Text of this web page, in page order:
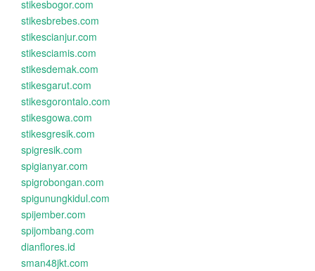
stikesbogor.com
stikesbrebes.com
stikescianjur.com
stikesciamis.com
stikesdemak.com
stikesgarut.com
stikesgorontalo.com
stikesgowa.com
stikesgresik.com
spigresik.com
spigianyar.com
spigrobongan.com
spigunungkidul.com
spijember.com
spijombang.com
dianflores.id
sman48jkt.com